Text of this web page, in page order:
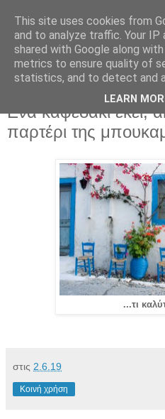
Κυριακή 2 Ιουνίου 2019
Ενα καφεδάκι εκεί,
παρτέρι της
...τι
στις 2.6.19
Κοινή χρήση
This site uses cookies from
and to analyze traffic. Your IP
shared with Google along
metrics to ensure quality of
statistics, and to detect and
LEARN